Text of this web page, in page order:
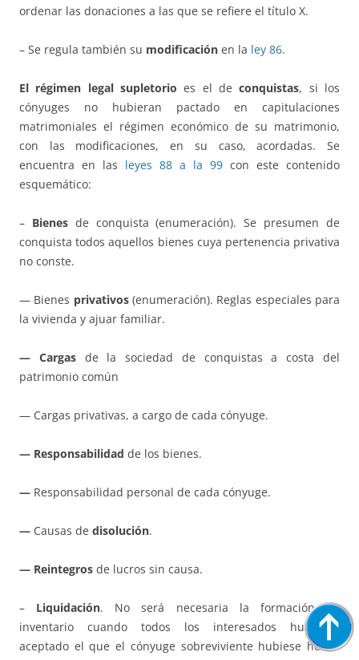
ordenar las donaciones a las que se refiere el título X.
– Se regula también su modificación en la ley 86.
El régimen legal supletorio es el deconquistas, si los
cónyuges no hubieran pactado en capitulaciones
matrimoniales el régimen económico de su matrimonio,
con las modificaciones, en su caso, acordadas. Se
encuentra en las leyes 88 a la 99 con este contenido
esquemático:
– Bienesde conquista (enumeración). Se presumen de
conquista todos aquellos bienes cuya pertenencia privativa
no conste.
— Bienes privativos(enumeración). Reglas especiales para
la vivienda y ajuar familiar.
— Cargasde la sociedad de conquistas a costa del
patrimonio común
— Cargas privativas, a cargo de cada cónyuge.
— Responsabilidad de los bienes.
— Responsabilidad personal de cada cónyuge.
— Causas de disolución.
— Reintegros de lucros sin causa.
– Liquidación. No será necesaria la formación de
inventario cuando todos los interesados hubieran
aceptado el que el cónyuge sobreviviente hubiese hecho